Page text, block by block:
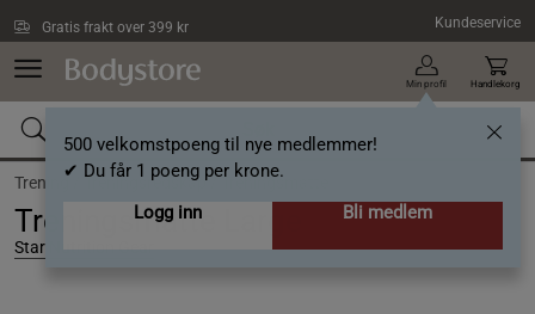
Gratis frakt over 399 kr Kundeservice
Min profil
500 velkomstpoeng til nye medlemmer!
✔ Du får 1 poeng per krone.
Logg inn
Bli medlem
Handlekorg
Trening / Treningsredskap /Treningsmatte
Treningsmatte Large
Star Nutrition Gear